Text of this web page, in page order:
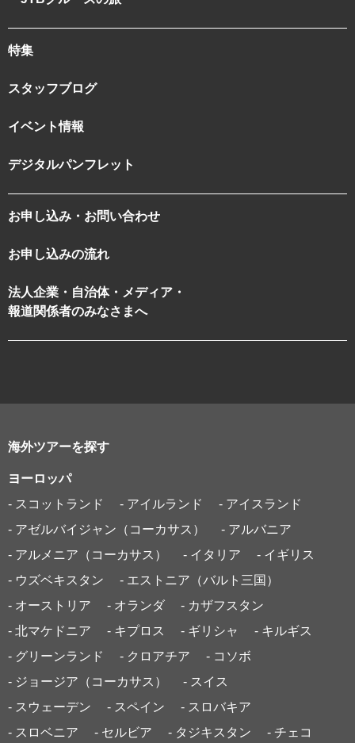
特集
スタッフブログ
イベント情報
デジタルパンフレット
お申し込み・お問い合わせ
お申し込みの流れ
法人企業・自治体・メディア・
報道関係者のみなさまへ
海外ツアーを探す
ヨーロッパ
- スコットランド
- アイルランド
- アイスランド
- アゼルバイジャン（コーカサス）
- アルバニア
- アルメニア（コーカサス）
- イタリア
- イギリス
- ウズベキスタン
- エストニア（バルト三国）
- オーストリア
- オランダ
- カザフスタン
- 北マケドニア
- キプロス - ギリシャ
- キルギス
- グリーンランド
- クロアチア
- コソボ
- ジョージア（コーカサス）
- スイス
- スウェーデン
- スペイン
- スロバキア
- スロベニア
- セルビア - タジキスタン
- チェコ